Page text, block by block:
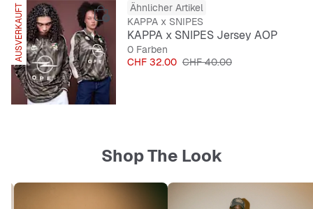
AUSVERKAUFTSNIPES EXKLUSIV
Ähnlicher Artikel
KAPPA x SNIPES
KAPPA x SNIPES Jersey AOP
0 Farben
Preis
CHF 32.00 Originalpreis
CHF 40.00
Shop The Look